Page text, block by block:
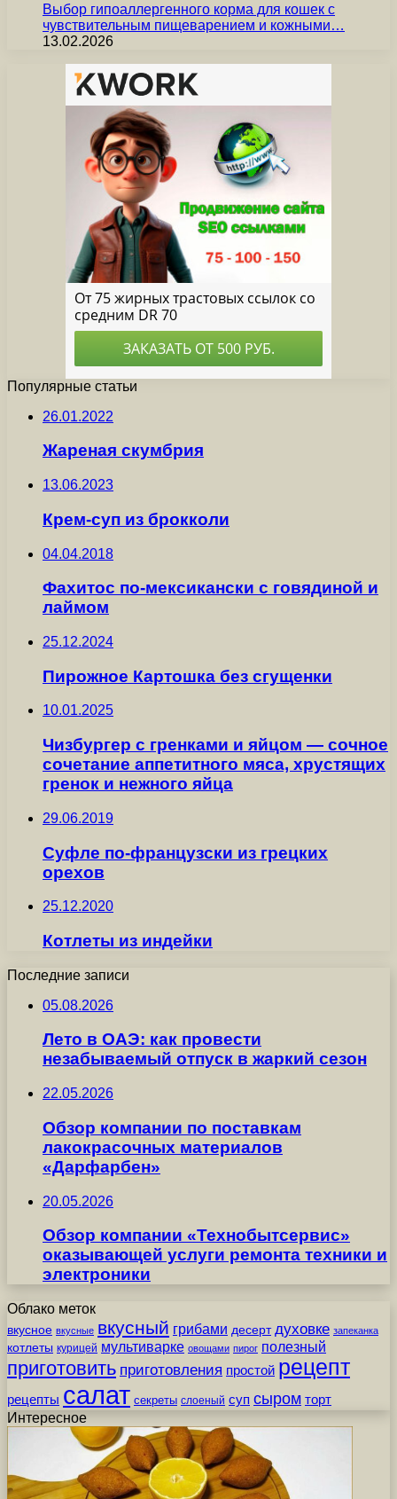
Выбор гипоаллергенного корма для кошек с
чувствительным пищеварением и кожными…
13.02.2026
Популярные статьи
26.01.2022
Жареная скумбрия
13.06.2023
Крем-суп из брокколи
04.04.2018
Фахитос по-мексикански с говядиной и
лаймом
25.12.2024
Пирожное Картошка без сгущенки
10.01.2025
Чизбургер с гренками и яйцом — сочное
сочетание аппетитного мяса, хрустящих
гренок и нежного яйца
29.06.2019
Суфле по-французски из грецких
орехов
25.12.2020
Котлеты из индейки
Последние записи
05.08.2026
Лето в ОАЭ: как провести
незабываемый отпуск в жаркий сезон
22.05.2026
Обзор компании по поставкам
лакокрасочных материалов
«Дарфарбен»
20.05.2026
Обзор компании «Технобытсервис»
оказывающей услуги ремонта техники и
электроники
Облако меток
вкусное вкусные вкусный грибами десерт духовке запеканка
котлеты курицей мультиварке овощами пирог полезный
приготовить приготовления простой рецепт
рецепты салат секреты слоеный суп сыром торт
Интересное